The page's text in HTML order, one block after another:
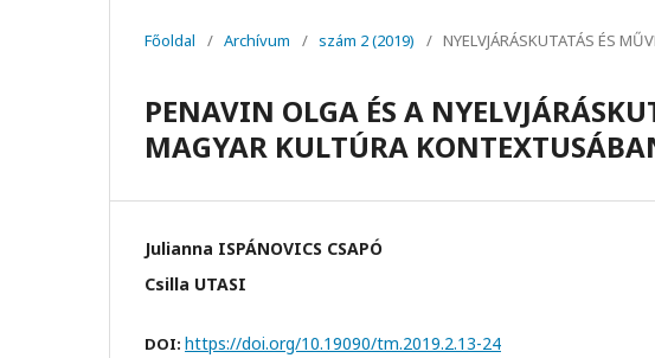
Főoldal / Archívum / szám 2 (2019) / NYELVJÁRÁSKUTATÁS ÉS
PENAVIN OLGA ÉS A
MAGYAR KULTÚRA
Julianna ISPÁNOVICS CSAPÓ
Csilla UTASI
DOI: https://doi.org/10.19090/tm.2019.2.13-24